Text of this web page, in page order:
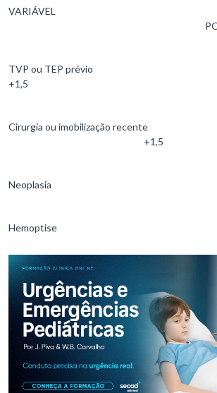
VARIÁVEL
TVP ou TEP
+1,5
Cirurgia ou imobilização recente
+1,5